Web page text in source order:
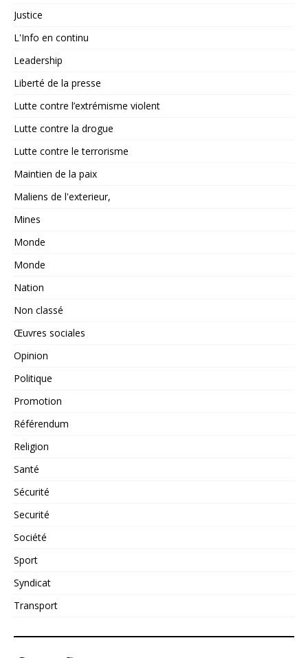
Justice
L'Info en continu
Leadership
Liberté de la presse
Lutte contre l’extrémisme violent
Lutte contre la drogue
Lutte contre le terrorisme
Maintien de la paix
Maliens de l'exterieur,
Mines
Monde
Monde
Nation
Non classé
Œuvres sociales
Opinion
Politique
Promotion
Référendum
Religion
Santé
Sécurité
Securité
Société
Sport
Syndicat
Transport